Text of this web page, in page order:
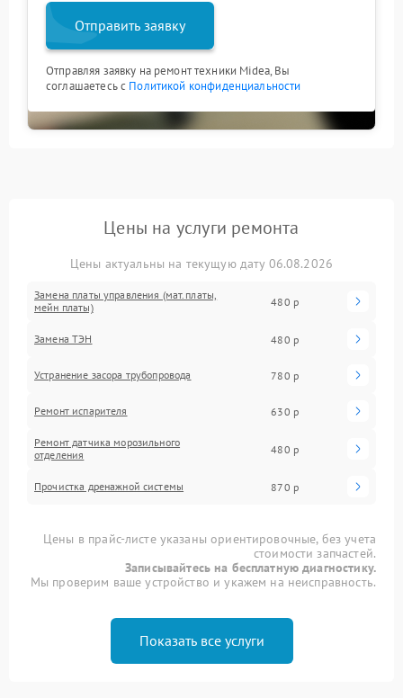
Отправить заявку
Отправляя заявку на ремонт техники Midea, Вы
соглашаетесь с Политикой конфиденциальности
Цены на услуги ремонта
Цены актуальны на текущую дату 06.08.2026
Замена платы управления (мат.платы,
мейн платы)
480 р
Замена ТЭН 480 р
Устранение засора трубопровода 780 р
Ремонт испарителя 630 р
Ремонт датчика морозильного
отделения
480 р
Прочистка дренажной системы 870 р
Цены в прайс-листе указаны ориентировочные, без учета
стоимости запчастей.
Записывайтесь на бесплатную диагностику.
Мы проверим ваше устройство и укажем на неисправность.
Показать все услуги